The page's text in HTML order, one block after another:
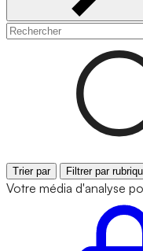
Trier par Filtrer par
Votre média d'analyse